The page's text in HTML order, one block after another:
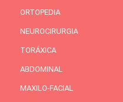
ORTOPEDIA
NEUROCIRURGIA
TORÁXICA
ABDOMINAL
MAXILO-FACIAL